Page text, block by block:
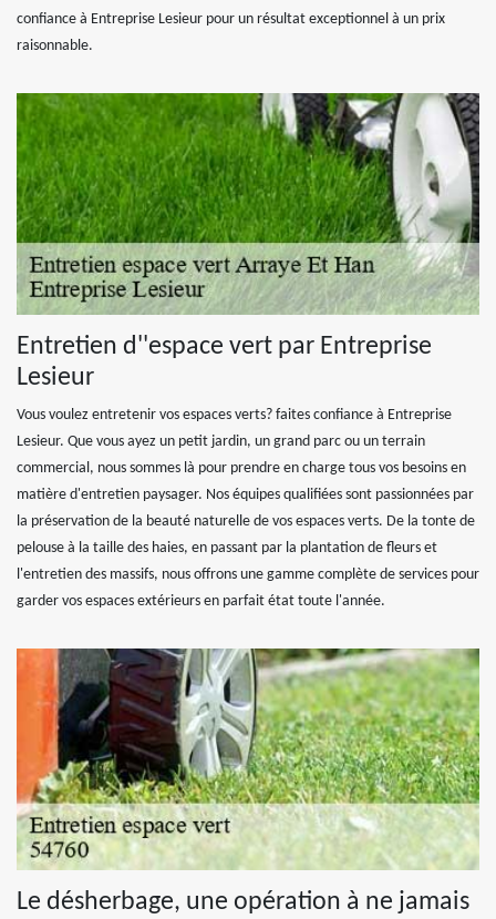
confiance à Entreprise Lesieur pour un résultat exceptionnel à un prix
raisonnable.
Entretien d''espace vert par Entreprise
Lesieur
Vous voulez entretenir vos espaces verts? faites confiance à Entreprise
Lesieur. Que vous ayez un petit jardin, un grand parc ou un terrain
commercial, nous sommes là pour prendre en charge tous vos besoins en
matière d'entretien paysager. Nos équipes qualifiées sont passionnées par
la préservation de la beauté naturelle de vos espaces verts. De la tonte de
pelouse à la taille des haies, en passant par la plantation de fleurs et
l'entretien des massifs, nous offrons une gamme complète de services pour
garder vos espaces extérieurs en parfait état toute l'année.
Le désherbage, une opération à ne jamais